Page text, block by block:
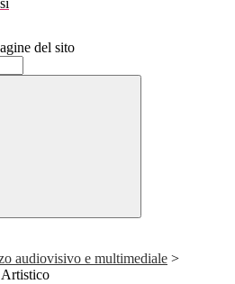
del sito
audiovisivo e multimediale >